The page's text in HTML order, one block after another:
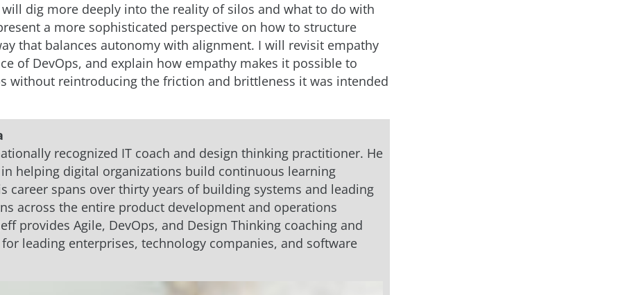
dig more deeply into the reality of silos and what to do with
a more sophisticated perspective on how to structure
that balances autonomy with alignment. I will revisit empathy
of DevOps, and explain how empathy makes it possible to
without reintroducing the friction and brittleness it was intended
recognized IT coach and design thinking practitioner. He
in helping digital organizations build continuous learning
career spans over thirty years of building systems and leading
across the entire product development and operations
provides Agile, DevOps, and Design Thinking coaching and
leading enterprises, technology companies, and software